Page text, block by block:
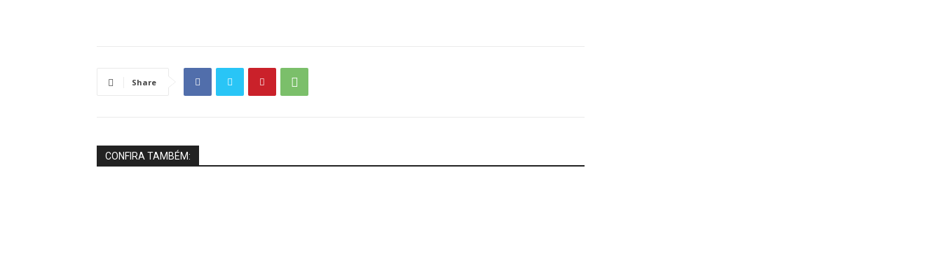
Share
CONFIRA TAMBÉM: